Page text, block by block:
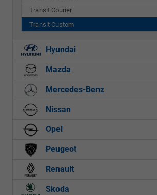
Transit Courier
Transit Custom
Hyundai
Mazda
Mercedes-Benz
Nissan
Opel
Peugeot
Renault
Skoda